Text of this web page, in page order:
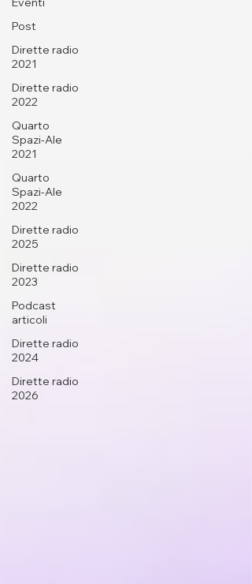
Post
Dirette radio
2021
Dirette radio
2022
Quarto
Spazi-Ale
2021
Quarto
Spazi-Ale
2022
Dirette radio
2025
Dirette radio
2023
Podcast
articoli
Dirette radio
2024
Dirette radio
2026